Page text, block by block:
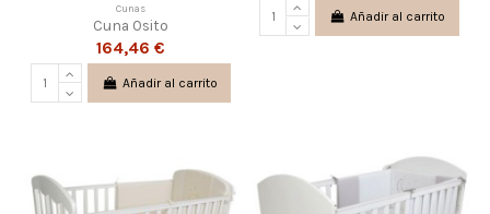
Cunas
Cuna Osito
164,46 €
Añadir al carrito
Añadir al carrito